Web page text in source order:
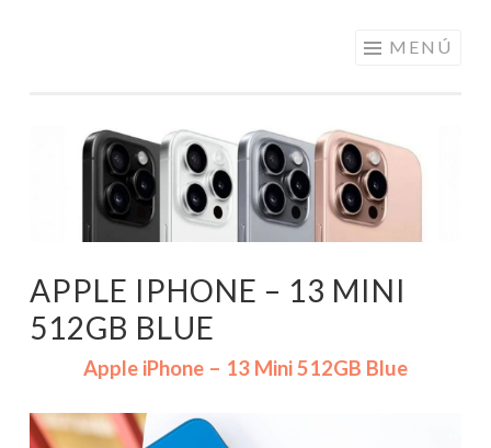
PRECIOS DE
ANDORRA
MENÚ
APPLE IPHONE – 13 MINI
512GB BLUE
Apple iPhone – 13 Mini 512GB Blue